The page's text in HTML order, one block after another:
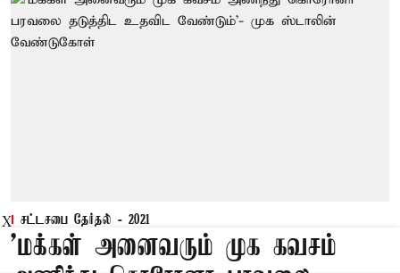
சட்டசபை தேர்தல் - 2021
'மக்கள் அனைவரும் முக கவசம்
X